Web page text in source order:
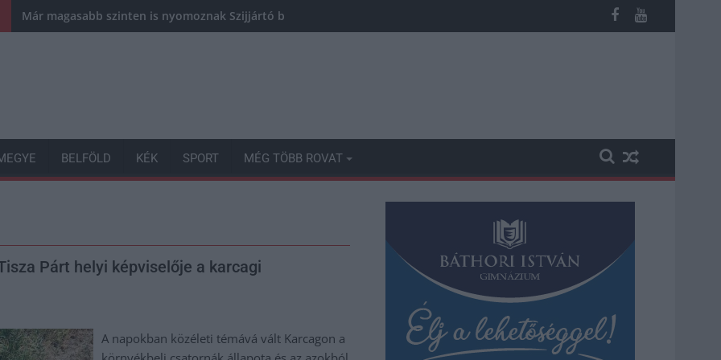
Már magasabb szinten is nyomoznak Szijjártó büntetőügyében, vesztegetés miatt 3 év letöltendőt kaphat és ez csak az egyik
BELFÖLD KÉK SPORT MÉG TÖBB ROVAT
Párt helyi képviselője a karcagi
A napokban közéleti témává vált Karcagon a